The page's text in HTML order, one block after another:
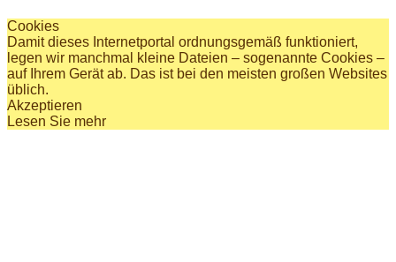
Cookies
Damit dieses Internetportal ordnungsgemäß funktioniert,
legen wir manchmal kleine Dateien – sogenannte Cookies –
auf Ihrem Gerät ab. Das ist bei den meisten großen Websites
üblich.
Akzeptieren
Lesen Sie mehr